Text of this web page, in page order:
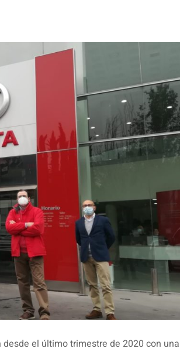
el último trimestre de 2020 con